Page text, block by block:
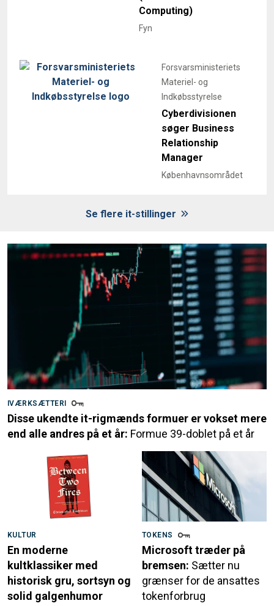
Computing)
Fyn
Forsvarsministeriets
Materiel- og
Indkøbsstyrelse
Cyberdivisionen
søger Business
Relationship
Manager
Københavnsområdet
Se flere it-stillinger
IVÆRKSÆTTERI
Disse ukendte it-rigmænds formuer er vokset mere
end alle andres på et år: Formue 39-doblet på et år
KULTUR
En moderne
kultklassiker med
historisk gru, sortsyn og
solid galgenhumor
TOKENS
Microsoft træder på
bremsen: Sætter nu
grænser for de ansattes
tokenforbrug